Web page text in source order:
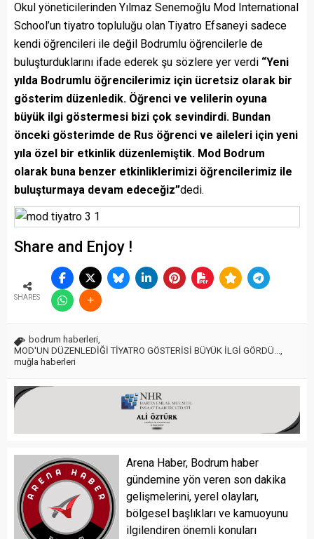
Okul yöneticilerinden Yılmaz Senemoğlu Mod International
School’un tiyatro topluluğu olan Tiyatro Efsaneyi sadece
kendi öğrencileri ile değil Bodrumlu öğrencilerle de
buluşturduklarını ifade ederek şu sözlere yer verdi “Yeni
yılda Bodrumlu öğrencilerimiz için ücretsiz olarak bir
gösterim düzenledik. Öğrenci ve velilerin oyuna
büyük ilgi göstermesi bizi çok sevindirdi. Bundan
önceki gösterimde de Rus öğrenci ve aileleri için yeni
yıla özel bir etkinlik düzenlemiştik. Mod Bodrum
olarak buna benzer etkinliklerimizi öğrencilerimiz ile
buluşturmaya devam edeceğiz”dedi.
Share and Enjoy !
SHARES
bodrum haberleri,
MOD'UN DÜZENLEDİĞİ TİYATRO GÖSTERİSİ BÜYÜK İLGİ GÖRDÜ...,
muğla haberleri
Arena Haber, Bodrum haber
gündemine yön veren son dakika
gelişmelerini, yerel olayları,
bölgesel başlıkları ve kamuoyunu
ilgilendiren önemli konuları